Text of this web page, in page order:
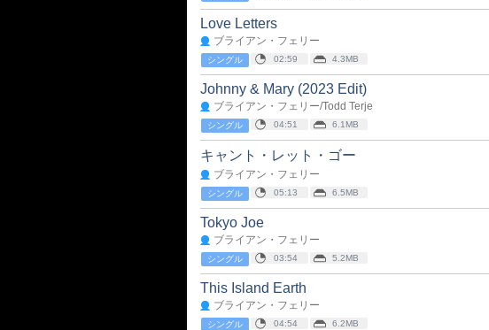
Love Letters
ブライアン・フェリー
シングル 02:59 4.3MB
Johnny & Mary (2023 Edit)
ブライアン・フェリー/Todd Terje
シングル 04:51 6.1MB
キャント・レット・ゴー
ブライアン・フェリー
シングル 05:13 6.5MB
Tokyo Joe
ブライアン・フェリー
シングル 03:54 5.2MB
This Island Earth
ブライアン・フェリー
シングル 04:54 6.2MB